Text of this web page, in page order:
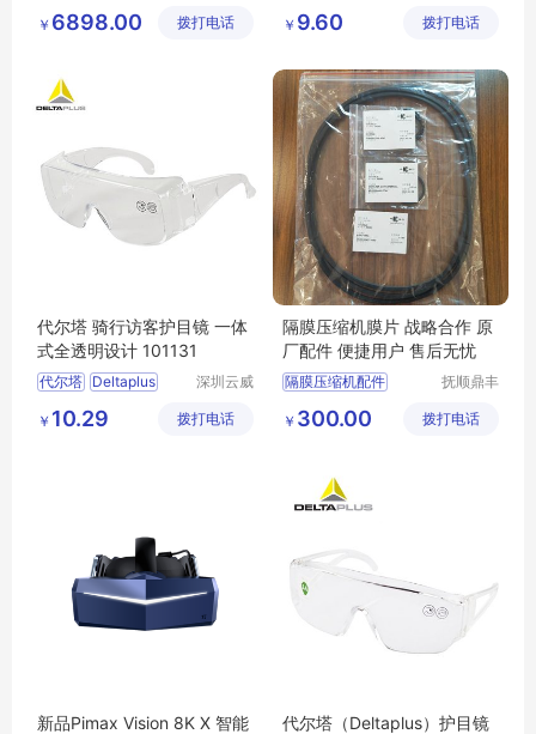
有限公司
￥ 6898.00 拨打电话
101113
有限公司
￥ 9.60 拨打电话
代尔塔 骑行访客护目镜 一体
式全透明设计 101131
代尔塔 Deltaplus
骑行访客 101131
深圳云威
有限公司
￥ 10.29 拨打电话
隔膜压缩机膜片 战略合作 原
厂配件 便捷用户 售后无忧
隔膜压缩机配件
抚顺鼎丰
公司
￥ 300.00 拨打电话
新品Pimax Vision 8K X 智能
代尔塔（Deltaplus）护目镜